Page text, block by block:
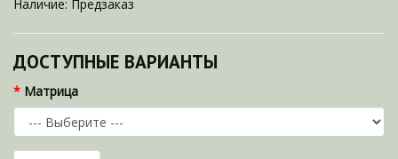
Наличие: Предзаказ
ДОСТУПНЫЕ ВАРИАНТЫ
Матрица